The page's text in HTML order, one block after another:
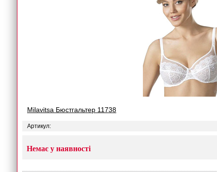
Milavitsa Бюстгальтер 11738
Артикул:
Немає у наявності